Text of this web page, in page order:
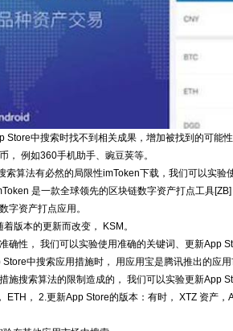
Store中搜索时找不到相关成果，增加被找到的可能
， 例如360手机助手、豌豆荚等。
索算法有必然的局限性imToken下载，我们可以实验
是一款全球领先的区块链数字资产打点工具[ZB]
字资产打点应用。
版本的更新而改变， KSM。
确性， 我们可以实验使用准确的关键词、更新App
中搜索应用措施时， 用应用宝是腾讯推出的应用
施搜索算法的限制造成的， 我们可以实验更新App
ETH， 2.更新App Store的版本：有时， XTZ 资产